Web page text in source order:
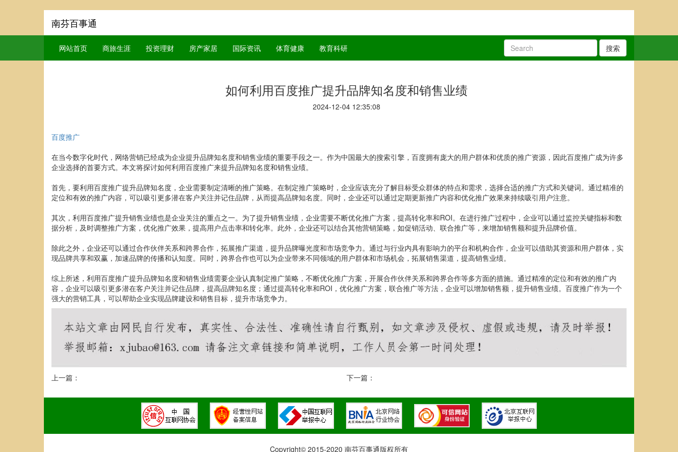
南芬百事通
网站首页 商旅生涯 投资理财 房产家居 国际资讯 体育健康 教育科研 搜索
如何利用百度推广提升品牌知名度和销售业绩
2024-12-04 12:35:08
百度推广
在当今数字化时代，网络营销已经成为企业提升品牌知名度和销售业绩的重要手段之一。作为中国最大的搜索引擎，百度拥有庞大的用户群体和优质的推广资源，因此百度推广成为许多
企业选择的首要方式。本文将探讨如何利用百度推广来提升品牌知名度和销售业绩。
首先，要利用百度推广提升品牌知名度，企业需要制定清晰的推广策略。在制定推广策略时，企业应该充分了解目标受众群体的特点和需求，选择合适的推广方式和关键词。通过精准的
定位和有效的推广内容，可以吸引更多潜在客户关注并记住品牌，从而提高品牌知名度。同时，企业还可以通过定期更新推广内容和优化推广效果来持续吸引用户注意。
其次，利用百度推广提升销售业绩也是企业关注的重点之一。为了提升销售业绩，企业需要不断优化推广方案，提高转化率和ROI。在进行推广过程中，企业可以通过监控关键指标和数
据分析，及时调整推广方案，优化推广效果，提高用户点击率和转化率。此外，企业还可以结合其他营销策略，如促销活动、联合推广等，来增加销售额和提升品牌价值。
除此之外，企业还可以通过合作伙伴关系和跨界合作，拓展推广渠道，提升品牌曝光度和市场竞争力。通过与行业内具有影响力的平台和机构合作，企业可以借助其资源和用户群体，实
现品牌共享和双赢，加速品牌的传播和认知度。同时，跨界合作也可以为企业带来不同领域的用户群体和市场机会，拓展销售渠道，提高销售业绩。
综上所述，利用百度推广提升品牌知名度和销售业绩需要企业认真制定推广策略，不断优化推广方案，开展合作伙伴关系和跨界合作等多方面的措施。通过精准的定位和有效的推广内
容，企业可以吸引更多潜在客户关注并记住品牌，提高品牌知名度；通过提高转化率和ROI，优化推广方案，联合推广等方法，企业可以增加销售额，提升销售业绩。百度推广作为一个
强大的营销工具，可以帮助企业实现品牌建设和销售目标，提升市场竞争力。
上一篇： 下一篇：
Copyright© 2015-2020 南芬百事通版权所有